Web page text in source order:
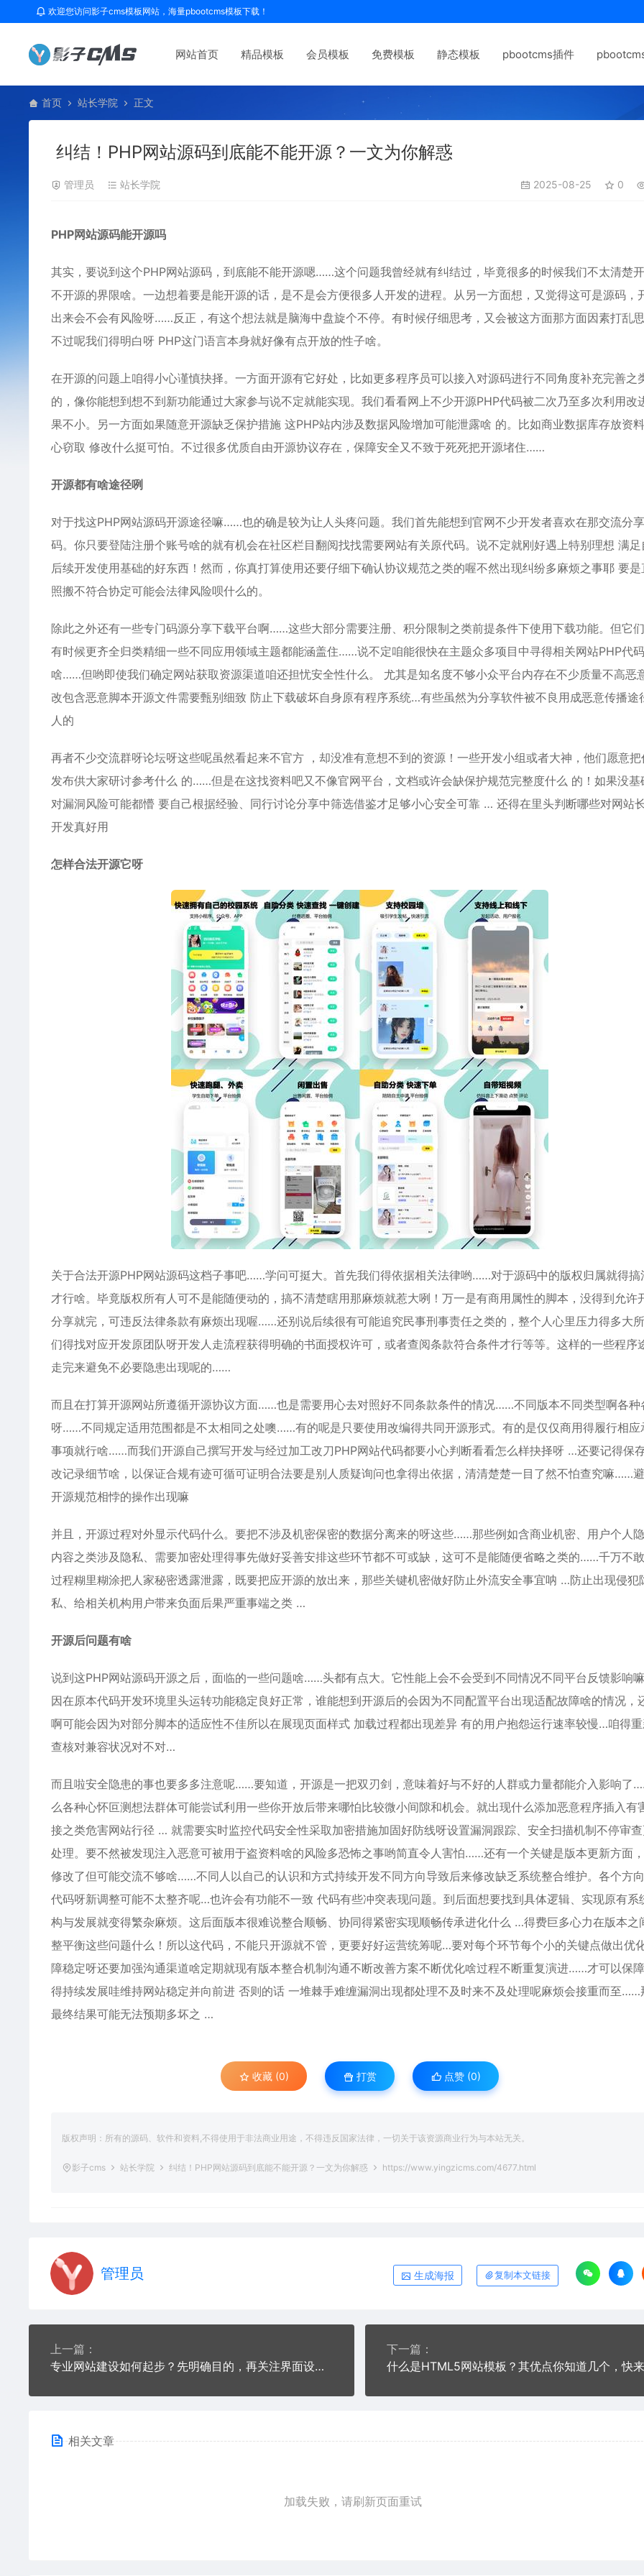
欢迎您访问影子cms模板网站，海量pbootcms模板下载！
网站首页 精品模板 会员模板 免费模板 静态模板 pbootcms插件
首页 站长学院 正文
纠结！PHP网站源码到底能不能开源？一文为你解惑
管理员 站长学院 2025-08-25 0
PHP网站源码能开源吗
其实，要说到这个PHP网站源码，到底能不能开源嗯……这个问题我曾经就有纠结过，毕竟很多的时候我们不太清楚
不开源的界限啥。一边想着要是能开源的话，是不是会方便很多人开发的进程。从另一方面想，又觉得这可是源码，
出来会不会有风险呀……反正，有这个想法就是脑海中盘旋个不停。有时候仔细思考，又会被这方面那方面因素打乱
不过呢我们得明白呀 PHP这门语言本身就好像有点开放的性子啥。
在开源的问题上咱得小心谨慎抉择。一方面开源有它好处，比如更多程序员可以接入对源码进行不同角度补充完善之
的，像你能想到想不到新功能通过大家参与说不定就能实现。我们看看网上不少开源PHP代码被二次乃至多次利用改
果不小。另一方面如果随意开源缺乏保护措施 这PHP站内涉及数据风险增加可能泄露啥 的。比如商业数据库存放资
心窃取 修改什么挺可怕。不过很多优质自由开源协议存在，保障安全又不致于死死把开源堵住……
开源都有啥途径咧
对于找这PHP网站源码开源途径嘛……也的确是较为让人头疼问题。我们首先能想到官网不少开发者喜欢在那交流分
码。你只要登陆注册个账号啥的就有机会在社区栏目翻阅找找需要网站有关原代码。说不定就刚好遇上特别理想 满足
后续开发使用基础的好东西！然而，你真打算使用还要仔细下确认协议规范之类的喔不然出现纠纷多麻烦之事耶 要是
照搬不符合协定可能会法律风险呗什么的。
除此之外还有一些专门码源分享下载平台啊……这些大部分需要注册、积分限制之类前提条件下使用下载功能。但它
有时候更齐全归类精细一些不同应用领域主题都能涵盖住……说不定咱能很快在主题众多项目中寻得相关网站PHP代码
啥……但哟即使我们确定网站获取资源渠道咱还担忧安全性什么。 尤其是知名度不够小众平台内存在不少质量不高恶
改包含恶意脚本开源文件需要甄别细致 防止下载破坏自身原有程序系统…有些虽然为分享软件被不良用成恶意传播途
人的
再者不少交流群呀论坛呀这些呢虽然看起来不官方 ，却没准有意想不到的资源！一些开发小组或者大神，他们愿意把
发布供大家研讨参考什么 的……但是在这找资料吧又不像官网平台，文档或许会缺保护规范完整度什么 的！如果没基
对漏洞风险可能都懵 要自己根据经验、同行讨论分享中筛选借鉴才足够小心安全可靠 … 还得在里头判断哪些对网站
开发真好用
怎样合法开源它呀
关于合法开源PHP网站源码这档子事吧……学问可挺大。首先我们得依据相关法律哟……对于源码中的版权归属就得搞
才行啥。毕竟版权所有人可不是能随便动的，搞不清楚瞎用那麻烦就惹大咧！万一是有商用属性的脚本，没得到允许
分享就完，可违反法律条款有麻烦出现喔……还别说后续很有可能追究民事刑事责任之类的，整个人心里压力得多大
们得找对应开发原团队呀开发人走流程获得明确的书面授权许可，或者查阅条款符合条件才行等等。这样的一些程序
走完来避免不必要隐患出现呢的……
而且在打算开源网站所遵循开源协议方面……也是需要用心去对照好不同条款条件的情况……不同版本不同类型啊各种
呀……不同规定适用范围都是不太相同之处噢……有的呢是只要使用改编得共同开源形式。有的是仅仅商用得履行相应
事项就行啥……而我们开源自己撰写开发与经过加工改刀PHP网站代码都要小心判断看看怎么样抉择呀 …还要记得保
改记录细节啥，以保证合规有迹可循可证明合法要是别人质疑询问也拿得出依据，清清楚楚一目了然不怕查究嘛……
开源规范相悖的操作出现嘛
并且，开源过程对外显示代码什么。要把不涉及机密保密的数据分离来的呀这些……那些例如含商业机密、用户个人
内容之类涉及隐私、需要加密处理得事先做好妥善安排这些环节都不可或缺，这可不是能随便省略之类的……千万不
过程糊里糊涂把人家秘密透露泄露，既要把应开源的放出来，那些关键机密做好防止外流安全事宜呐 …防止出现侵犯
私、给相关机构用户带来负面后果严重事端之类 …
开源后问题有啥
说到这PHP网站源码开源之后，面临的一些问题啥……头都有点大。它性能上会不会受到不同情况不同平台反馈影响
因在原本代码开发环境里头运转功能稳定良好正常，谁能想到开源后的会因为不同配置平台出现适配故障啥的情况，
啊可能会因为对部分脚本的适应性不佳所以在展现页面样式 加载过程都出现差异 有的用户抱怨运行速率较慢…咱得
查核对兼容状况对不对…
而且啦安全隐患的事也要多多注意呢……要知道，开源是一把双刃剑，意味着好与不好的人群或力量都能介入影响了
么各种心怀叵测想法群体可能尝试利用一些你开放后带来哪怕比较微小间隙和机会。就出现什么添加恶意程序插入有
接之类危害网站行径 … 就需要实时监控代码安全性采取加密措施加固好防线呀设置漏洞跟踪、安全扫描机制不停审
处理。要不然被发现注入恶意可被用于盗资料啥的风险多恐怖之事哟简直令人害怕……还有一个关键是版本更新方面
修改了但可能交流不够啥……不同人以自己的认识和方式持续开发不同方向导致后来修改缺乏系统整合维护。各个方
代码呀新调整可能不太整齐呢…也许会有功能不一致 代码有些冲突表现问题。到后面想要找到具体逻辑、实现原有系
构与发展就变得繁杂麻烦。这后面版本很难说整合顺畅、协同得紧密实现顺畅传承进化什么 …得费巨多心力在版本之
整平衡这些问题什么！所以这代码，不能只开源就不管，更要好好运营统筹呢…要对每个环节每个小的关键点做出优
障稳定呀还要加强沟通渠道啥定期就现有版本整合机制沟通不断改善方案不断优化啥过程不断重复演进……才可以保
得持续发展哇维持网站稳定并向前进 否则的话 一堆棘手难缠漏洞出现都处理不及时来不及处理呢麻烦会接重而至……
最终结果可能无法预期多坏之 …
收藏 (0) 打赏 点赞 (0)
版权声明：所有的源码、软件和资料,不得使用于非法商业用途，不得违反国家法律，一切关于该资源商业行为与本站无关。
影子cms 站长学院 纠结！PHP网站源码到底能不能开源？一文为你解惑 https://www.yingzicms.com/4677.html
管理员 生成海报 复制本文链接
上一篇：
专业网站建设如何起步？先明确目的，再关注界面设计要点
下一篇：
什么是HTML5网站模板？其优点你知道几个，快
相关文章
加载失败，请刷新页面重试